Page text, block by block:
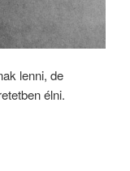
lenni, de
élni.